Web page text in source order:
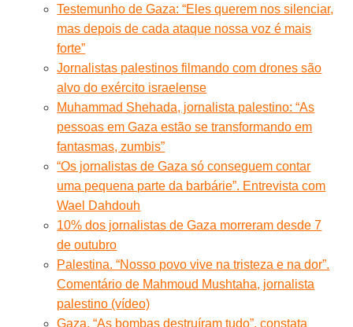
Testemunho de Gaza: “Eles querem nos silenciar,
mas depois de cada ataque nossa voz é mais
forte”
Jornalistas palestinos filmando com drones são
alvo do exército israelense
Muhammad Shehada, jornalista palestino: “As
pessoas em Gaza estão se transformando em
fantasmas, zumbis”
“Os jornalistas de Gaza só conseguem contar
uma pequena parte da barbárie”. Entrevista com
Wael Dahdouh
10% dos jornalistas de Gaza morreram desde 7
de outubro
Palestina. “Nosso povo vive na tristeza e na dor”.
Comentário de Mahmoud Mushtaha, jornalista
palestino (vídeo)
Gaza. “As bombas destruíram tudo”, constata